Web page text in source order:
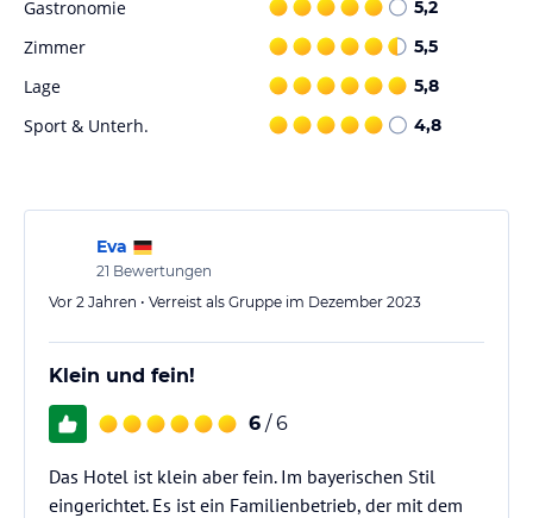
Gastronomie 5,2
Zimmer 5,5
Lage 5,8
Sport & Unterh. 4,8
Eva
21 Bewertungen
Vor 2 Jahren • Verreist als Gruppe im Dezember 2023
Klein und fein!
6 / 6
Das Hotel ist klein aber fein. Im bayerischen Stil
eingerichtet. Es ist ein Familienbetrieb, der mit dem